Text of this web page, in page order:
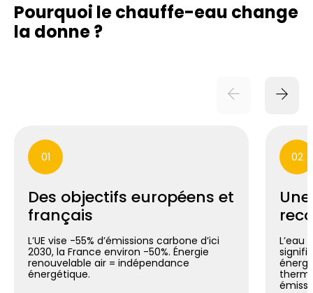
Pourquoi le chauffe-eau change
la donne ?
01
Des objectifs européens et
français
L’UE vise -55% d’émissions carbone d’ici
2030, la France environ -50%. Énergie
renouvelable air = indépendance
énergétique.
02
L’eau